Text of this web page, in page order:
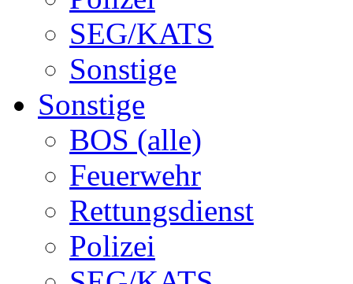
SEG/KATS
Sonstige
Sonstige
BOS (alle)
Feuerwehr
Rettungsdienst
Polizei